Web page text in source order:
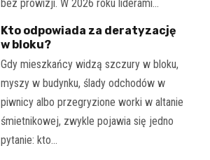
bez prowizji. W 2026 roku liderami…
Kto odpowiada za deratyzację
w bloku?
Gdy mieszkańcy widzą szczury w bloku,
myszy w budynku, ślady odchodów w
piwnicy albo przegryzione worki w altanie
śmietnikowej, zwykle pojawia się jedno
pytanie: kto…